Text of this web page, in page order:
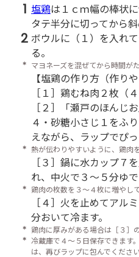
1 塩鶏は１ｃｍ幅の棒状
タテ半分に切ってから
2 ボウルに（１）を入れ
る。
＊ マヨネーズを混ぜてから時間が
【塩鶏の作り方（作り
［１］鶏むね肉２枚（
［２］「瀬戸のほんじ
４・砂糖小さじ１をふ
えながら、ラップでぴ
＊ 熱が伝わりやすいように、鶏肉
［３］鍋に水カップ７
れ、中火で３～５分ゆで
＊ 鶏肉の枚数を３～４枚に増やし
［４］火を止めてアル
分おいて冷ます。
＊ 鶏肉に厚みがある場合は［３］
＊ 冷蔵庫で４～５日保存できます
は、再びラップに包んでください